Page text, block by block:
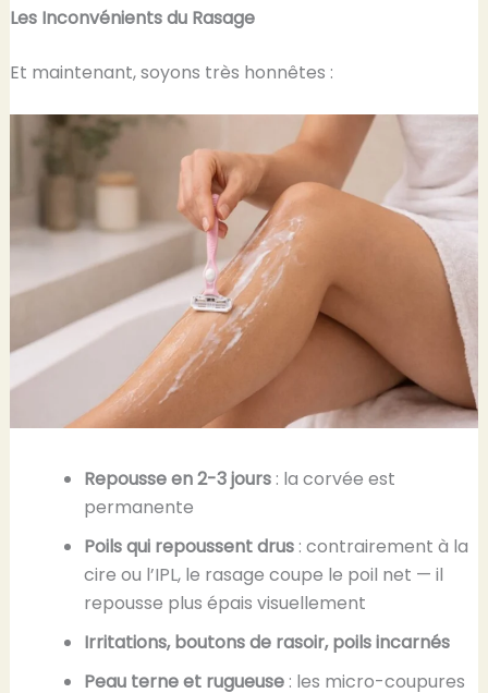
Les Inconvénients du Rasage
Et maintenant, soyons très honnêtes :
Repousse en 2-3 jours: la corvée est
permanente
Poils qui repoussent drus: contrairement à la
cire ou l’IPL, le rasage coupe le poil net — il
repousse plus épais visuellement
Irritations, boutons de rasoir, poils incarnés
Peau terne et rugueuse: les micro-coupures